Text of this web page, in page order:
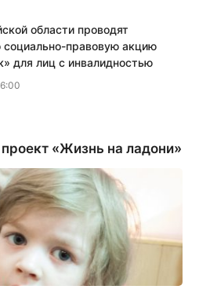
области проводят
социально-правовую акцию
для лиц с инвалидностью
«Жизнь на ладони»